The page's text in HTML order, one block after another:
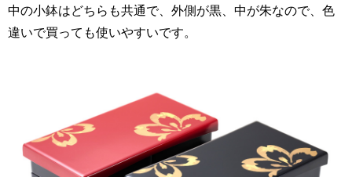
中の小鉢はどちらも共通で、外側が黒、中が朱なので、色
違いで買っても使いやすいです。